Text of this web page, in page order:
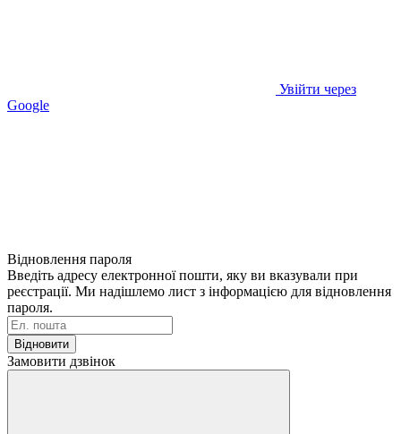
Увійти через
Google
Відновлення пароля
Введіть адресу електронної пошти, яку ви вказували при
реєстрації. Ми надішлемо лист з інформацією для відновлення
пароля.
Відновити
Замовити дзвінок